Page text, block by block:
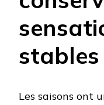
stables
Les saisons ont